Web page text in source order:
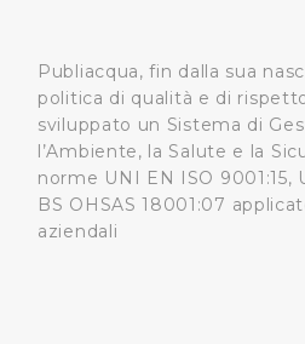
Publiacqua, fin dalla sua
politica di qualità e di
sviluppato un Sistema di
l’Ambiente, la Salute e la
norme UNI EN ISO 9001:15,
BS OHSAS 18001:07
aziendali